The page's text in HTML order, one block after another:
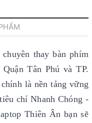
thay bàn phím
Quận Tân Phú và TP.
là nền tảng vững
chí Nhanh Chóng -
Thiên Ân bạn sẽ